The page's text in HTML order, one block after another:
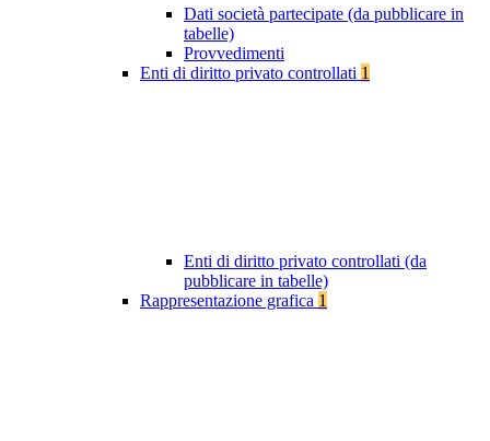
Dati società partecipate (da pubblicare in
tabelle)
Provvedimenti
Enti di diritto privato controllati 1
Enti di diritto privato controllati (da
pubblicare in tabelle)
Rappresentazione grafica 1